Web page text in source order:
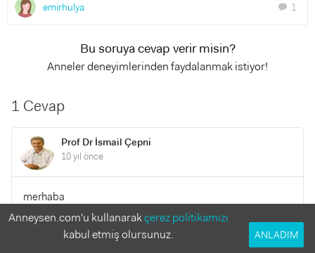
emirhulya chat 1
Bu soruya cevap verir misin?
Anneler deneyimlerinden faydalanmak istiyor!
1 Cevap
Prof Dr İsmail Çepni
10 yıl önce
merhaba
19-20. haftada hissedersiniz. pozisyonu hep değişebilir.
merak etmeyin
Anneysen.com'u kullanarakçerez politikamızı
kabul etmiş olursunuz.
ANLADIM